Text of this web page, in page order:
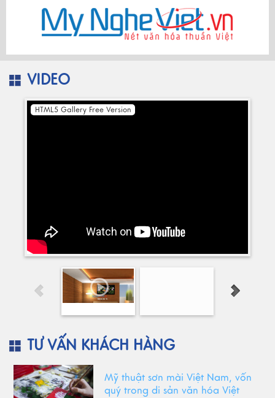
VIDEO
HTML5 Gallery Free Version
TƯ VẤN KHÁCH HÀNG
Mỹ thuật sơn mài Việt Nam, vốn
quý trong di sản văn hóa Việt